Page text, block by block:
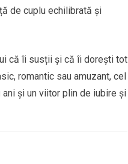
de cuplu echilibrată și
că îi susții și că îi dorești tot
romantic sau amuzant, cel
și un viitor plin de iubire și